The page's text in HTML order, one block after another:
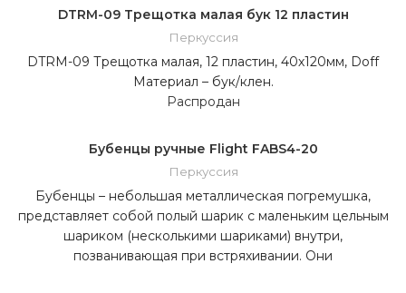
DTRM-09 Трещотка малая бук 12 пластин
Перкуссия
DTRM-09 Трещотка малая, 12 пластин, 40х120мм, Doff
Материал – бук/клен.
Распродан
Бубенцы ручные Flight FABS4-20
Перкуссия
Бубенцы – небольшая металлическая погремушка,
представляет собой полый шарик с маленьким цельным
шариком (несколькими шариками) внутри,
позванивающая при встряхивании. Они